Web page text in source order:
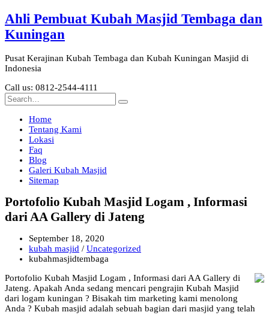
Ahli Pembuat Kubah Masjid Tembaga dan
Kuningan
Pusat Kerajinan Kubah Tembaga dan Kubah Kuningan Masjid di
Indonesia
Call us: 0812-2544-4111
Home
Tentang Kami
Lokasi
Faq
Blog
Galeri Kubah Masjid
Sitemap
Portofolio Kubah Masjid Logam , Informasi
dari AA Gallery di Jateng
September 18, 2020
kubah masjid / Uncategorized
kubahmasjidtembaga
Portofolio Kubah Masjid Logam , Informasi dari AA Gallery di
Jateng. Apakah Anda sedang mencari pengrajin Kubah Masjid
dari logam kuningan ? Bisakah tim marketing kami menolong
Anda ? Kubah masjid adalah sebuah bagian dari masjid yang telah